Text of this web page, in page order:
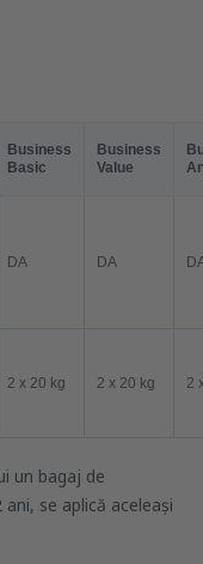
Business
Basic
Business
Value
DA DA
2 x 20 kg 2 x 20 kg 2
un bagaj de
se aplică aceleași